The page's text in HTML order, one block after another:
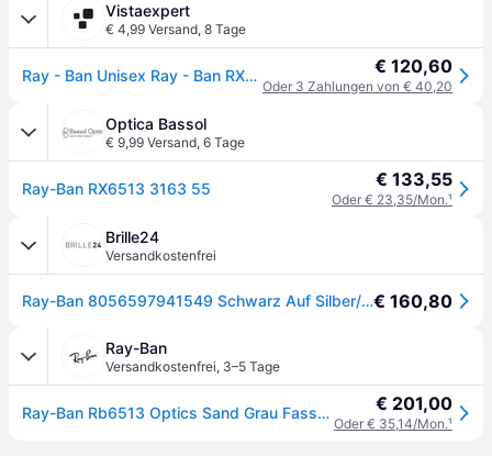
Vistaexpert
€ 4,99 Versand, 8 Tage
Ray - Ban Unisex Ray - Ban RX6513 3163 Optische Fassungen Metall Schwarz Transparent Geometrisch Normal € 120,60
Oder 3 Zahlungen von € 40,20
Optica Bassol
€ 9,99 Versand, 6 Tage
Ray-Ban RX6513 3163 55 € 133,55
Oder € 23,35/Mon.¹
Brille24
Versandkostenfrei
Ray-Ban 8056597941549 Schwarz Auf Silber/black On Silver/gunmetal, Size: Large€ 160,80
Ray-Ban
Versandkostenfrei, 3–5 Tage
Ray-Ban Rb6513 Optics Sand Grau Fassung Klar Glas Polarisiert 55-20 € 201,00
Oder € 35,14/Mon.¹